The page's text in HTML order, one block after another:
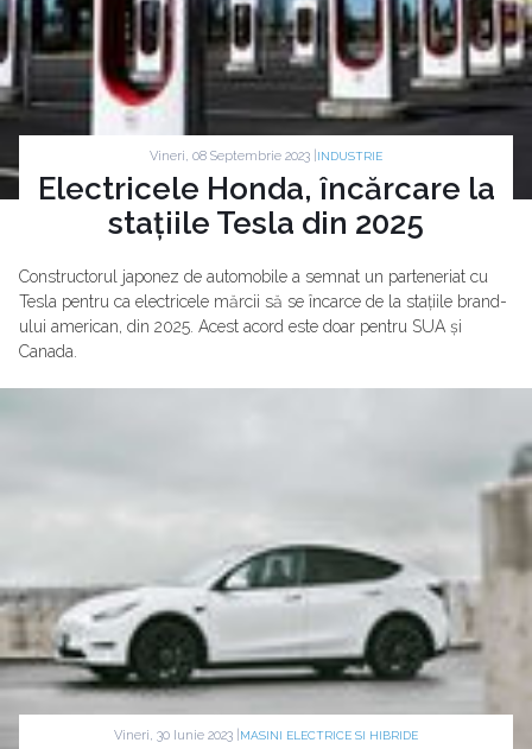
Vineri, 08 Septembrie 2023 | INDUSTRIE
Electricele Honda, încărcare la
stațiile Tesla din 2025
Constructorul japonez de automobile a semnat un parteneriat cu
Tesla pentru ca electricele mărcii să se încarce de la stațiile brand-
ului american, din 2025. Acest acord este doar pentru SUA și
Canada.
Vineri, 30 Iunie 2023 | MASINI ELECTRICE SI HIBRIDE